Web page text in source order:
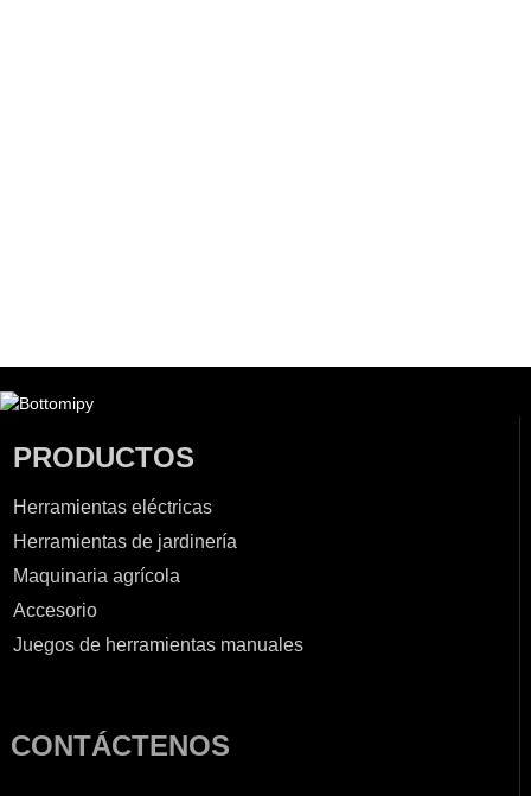
PRODUCTOS
Herramientas eléctricas
Herramientas de jardinería
Maquinaria agrícola
Accesorio
Juegos de herramientas manuales
CONTÁCTENOS